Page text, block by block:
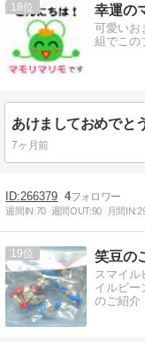
18 幸運の
可愛いお
組でこの
あけましておめでと
7ヶ月前
266379 4
週間IN:70 週間OUT:90 月間IN:
19 笑豆の
スマイル
イルビー
のご紹介